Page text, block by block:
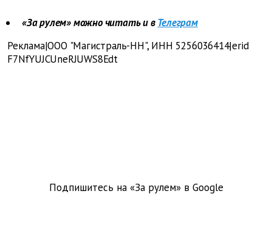
«За рулем» можно читать и вТелеграм
Реклама|ООО "Магистраль-НН", ИНН 5256036414|erid
F7NfYUJCUneRJUWS8Edt
Подпишитесь на «За рулем» в Google